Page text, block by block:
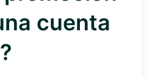
cuenta